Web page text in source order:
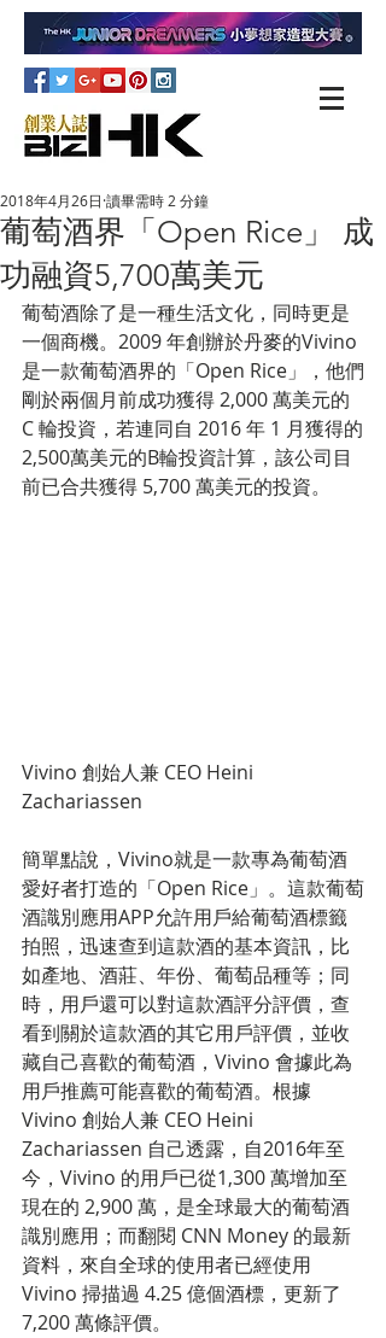
葡萄酒界「Open Rice」 成
功融資5,700萬美元
2018年4月26日 讀畢需時 2 分鐘
葡萄酒除了是一種生活文化，同時更是
一個商機。2009 年創辦於丹麥的Vivino
是一款葡萄酒界的「Open Rice」，他們
剛於兩個月前成功獲得 2,000 萬美元的
C 輪投資，若連同自 2016 年 1 月獲得的
2,500萬美元的B輪投資計算，該公司目
前已合共獲得 5,700 萬美元的投資。
Vivino 創始人兼 CEO Heini
Zachariassen
簡單點說，Vivino就是一款專為葡萄酒
愛好者打造的「Open Rice」。這款葡萄
酒識別應用APP允許用戶給葡萄酒標籤
拍照，迅速查到這款酒的基本資訊，比
如產地、酒莊、年份、葡萄品種等；同
時，用戶還可以對這款酒評分評價，查
看到關於這款酒的其它用戶評價，並收
藏自己喜歡的葡萄酒，Vivino 會據此為
用戶推薦可能喜歡的葡萄酒。根據
Vivino 創始人兼 CEO Heini
Zachariassen 自己透露，自2016年至
今，Vivino 的用戶已從1,300 萬增加至
現在的 2,900 萬，是全球最大的葡萄酒
識別應用；而翻閱 CNN Money 的最新
資料，來自全球的使用者已經使用
Vivino 掃描過 4.25 億個酒標，更新了
7,200 萬條評價。